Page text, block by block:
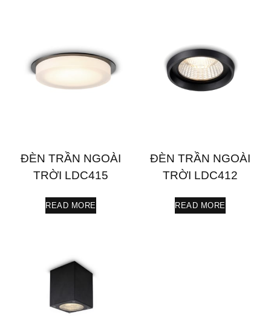
ĐÈN TRẦN NGOÀI
TRỜI LDC415
READ MORE
ĐÈN TRẦN NGOÀI
TRỜI LDC412
READ MORE